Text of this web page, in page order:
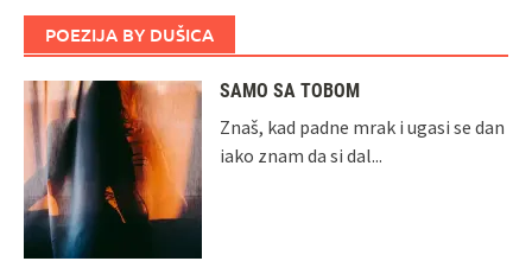
POEZIJA BY DUŠICA
SAMO SA TOBOM
Znaš, kad padne mrak i ugasi se dan
iako znam da si dal...